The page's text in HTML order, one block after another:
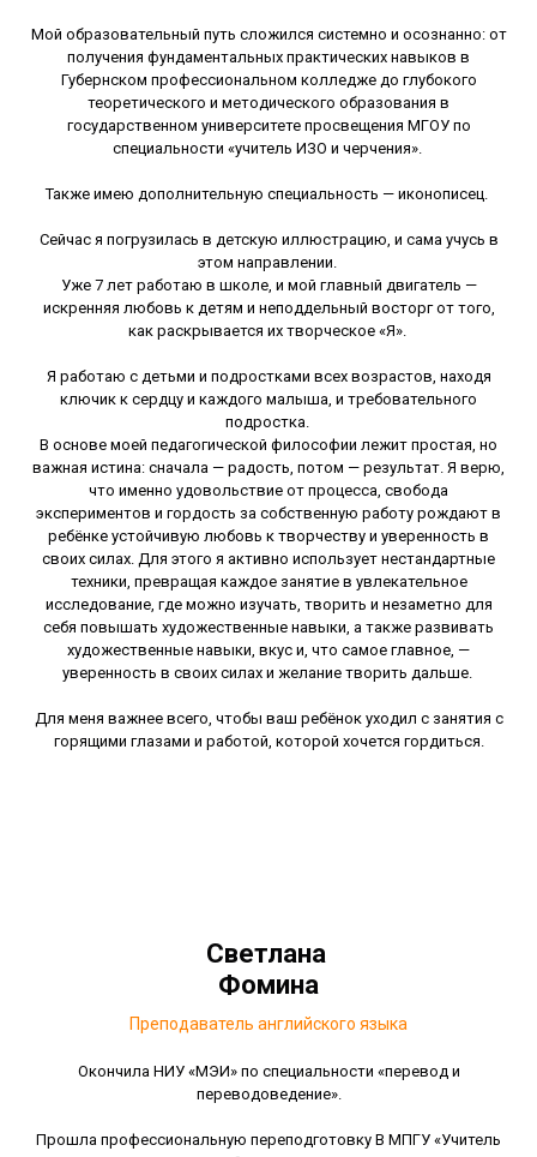
Мой образовательный путь сложился системно и осознанно: от
получения фундаментальных практических навыков в
Губернском профессиональном колледже до глубокого
теоретического и методического образования в
государственном университете просвещения МГОУ по
специальности «учитель ИЗО и черчения».
Также имею дополнительную специальность — иконописец.
Сейчас я погрузилась в детскую иллюстрацию, и сама учусь в
этом направлении.
Уже 7 лет работаю в школе, и мой главный двигатель —
искренняя любовь к детям и неподдельный восторг от того,
как раскрывается их творческое «Я».
Я работаю с детьми и подростками всех возрастов, находя
ключик к сердцу и каждого малыша, и требовательного
подростка.
В основе моей педагогической философии лежит простая, но
важная истина: сначала — радость, потом — результат. Я верю,
что именно удовольствие от процесса, свобода
экспериментов и гордость за собственную работу рождают в
ребёнке устойчивую любовь к творчеству и уверенность в
своих силах. Для этого я активно использует нестандартные
техники, превращая каждое занятие в увлекательное
исследование, где можно изучать, творить и незаметно для
себя повышать художественные навыки, а также развивать
художественные навыки, вкус и, что самое главное, —
уверенность в своих силах и желание творить дальше.
Для меня важнее всего, чтобы ваш ребёнок уходил с занятия с
горящими глазами и работой, которой хочется гордиться.
Светлана
Фомина
Преподаватель английского языка
Окончила НИУ «МЭИ» по специальности «перевод и
переводоведение».
Прошла профессиональную переподготовку В МПГУ «Учитель